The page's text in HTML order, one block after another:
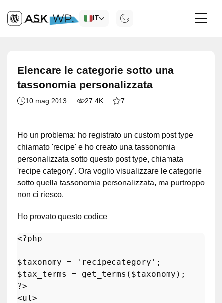
IT
Elencare le categorie sotto una
tassonomia personalizzata
10 mag 2013 27.4K 7
Ho un problema: ho registrato un custom post type
chiamato 'recipe' e ho creato una tassonomia
personalizzata sotto questo post type, chiamata
'recipe category'. Ora voglio visualizzare le categorie
sotto quella tassonomia personalizzata, ma purtroppo
non ci riesco.
Ho provato questo codice
<?php
$taxonomy = 'recipecategory'
$tax_terms
= get_terms ( $taxonomy
?>
<ul>